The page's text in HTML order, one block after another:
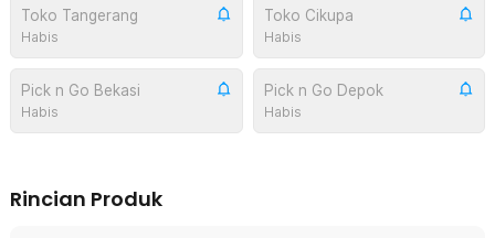
Toko Tangerang
Habis
Toko Cikupa
Habis
Pick n Go Bekasi
Habis
Pick n Go Depok
Habis
Rincian Produk